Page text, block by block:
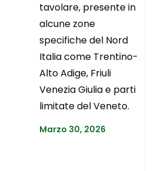
tavolare, presente in
alcune zone
specifiche del Nord
Italia come Trentino-
Alto Adige, Friuli
Venezia Giulia e parti
limitate del Veneto.
Marzo 30, 2026